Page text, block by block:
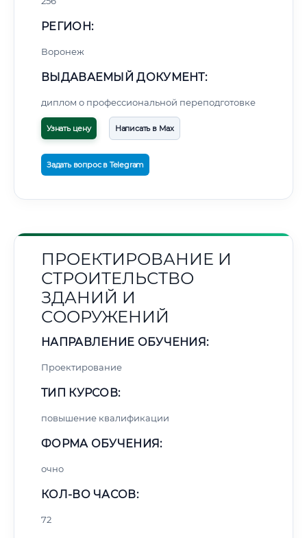
РЕГИОН:
Воронеж
ВЫДАВАЕМЫЙ ДОКУМЕНТ:
диплом о профессиональной переподготовке
Узнать цену Написать в Max
Задать вопрос в Telegram
ПРОЕКТИРОВАНИЕ И
СТРОИТЕЛЬСТВО
ЗДАНИЙ И
СООРУЖЕНИЙ
НАПРАВЛЕНИЕ ОБУЧЕНИЯ:
Проектирование
ТИП КУРСОВ:
повышение квалификации
ФОРМА ОБУЧЕНИЯ:
очно
КОЛ-ВО ЧАСОВ:
72